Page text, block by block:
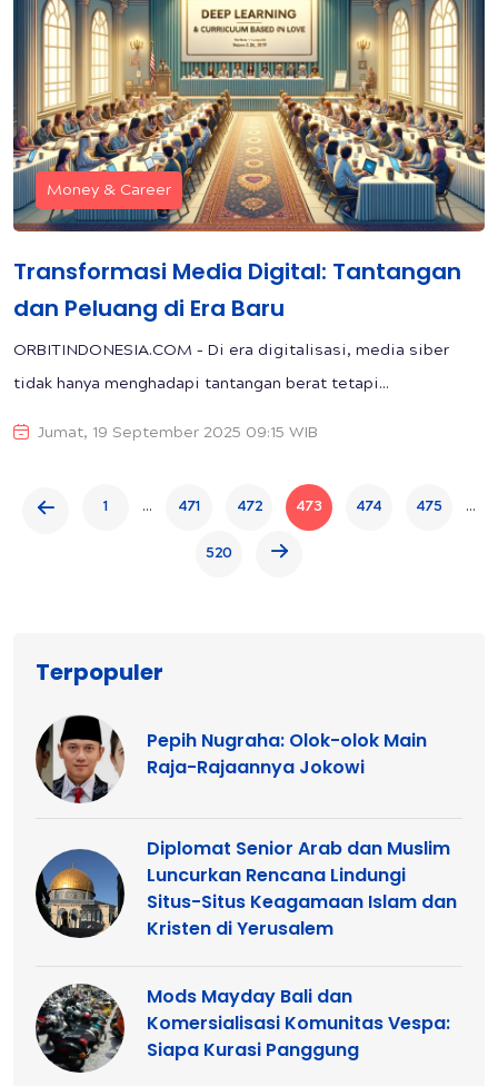
Money & Career
Transformasi Media Digital: Tantangan
dan Peluang di Era Baru
ORBITINDONESIA.COM – Di era digitalisasi, media siber
tidak hanya menghadapi tantangan berat tetapi...
Jumat, 19 September 2025 09:15 WIB
1 ... 471 472 473 474 475 ...
520
Terpopuler
Pepih Nugraha: Olok-olok Main
Raja-Rajaannya Jokowi
Diplomat Senior Arab dan Muslim
Luncurkan Rencana Lindungi
Situs-Situs Keagamaan Islam dan
Kristen di Yerusalem
Mods Mayday Bali dan
Komersialisasi Komunitas Vespa:
Siapa Kurasi Panggung